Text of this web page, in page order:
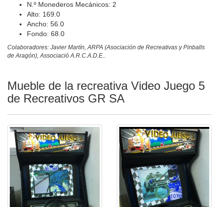
N.º Monederos Mecánicos: 2
Alto: 169.0
Ancho: 56.0
Fondo: 68.0
Colaboradores: Javier Martín, ARPA (Asociación de Recreativas y Pinballs
de Aragón), Associació A.R.C.A.D.E..
Mueble de la recreativa Video Juego 5
de Recreativos GR SA